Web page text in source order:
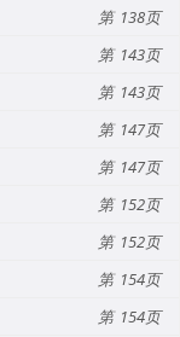
138
143
143
147
147
152
152
154
154